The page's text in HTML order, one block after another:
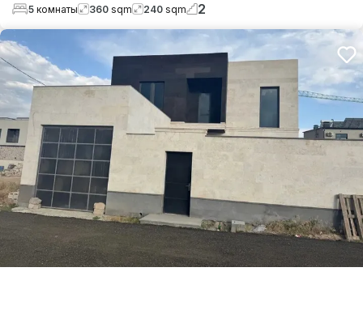
5 комнаты 360 sqm 240 sqm 2